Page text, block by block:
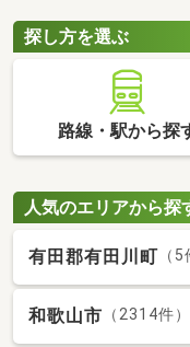
めにも、お気に入りの
探し方を選ぶ
路線・駅から探
人気のエリアから探
有田郡有田川町 （5
和歌山市 （2314件）